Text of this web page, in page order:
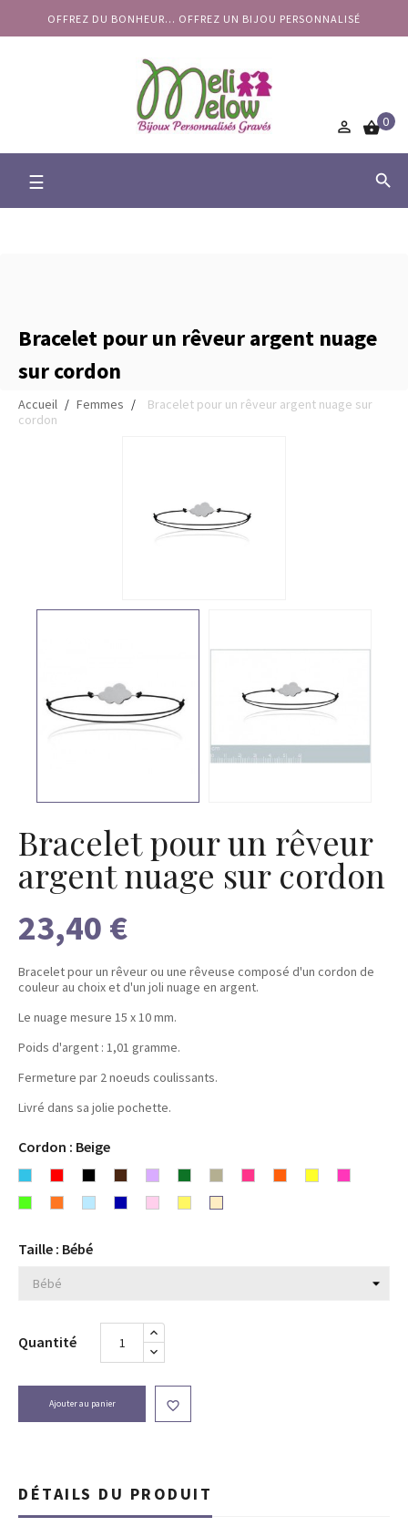
OFFREZ DU BONHEUR... OFFREZ UN BIJOU PERSONNALISÉ
 0
Basculer
☰ 
Bracelet pour un rêveur argent nuage
sur cordon
Accueil Femmes
Bracelet pour un rêveur argent nuage sur
cordon
Bracelet pour un rêveur
argent nuage sur cordon
23,40 €
Bracelet pour un rêveur ou une rêveuse composé d'un cordon de
couleur au choix et d'un joli nuage en argent.
Le nuage mesure 15 x 10 mm.
Poids d'argent : 1,01 gramme.
Fermeture par 2 noeuds coulissants.
Livré dans sa jolie pochette.
Cordon : Beige
Bleu
turquoise
RougeNoir ChocolatLavande
Vert Gris
Rose
OrangeFluo
Fluo
Fluo
Fluo
Bleu
Bleu
Rose
JauneBeige
Taille : Bébé
Quantité
Ajouter au panier 
DÉTAILS DU PRODUIT